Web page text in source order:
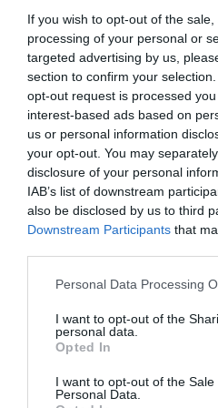
If you wish to opt-out of the
processing of your personal or
targeted advertising by us,
section to confirm your
opt-out request is processed
interest-based ads based on
us or personal information
your opt-out. You may
disclosure of your personal
IAB’s list of downstream
also be disclosed by us to third
Downstream Participants that
Personal Data Processing
I want to opt-out of the
personal data.
Opted In
I want to opt-out of the Sale
Personal Data.
corazón
reunir
Noticias y
02/09/2014
El proyecto
de
con
Sociedad
Sociedad
Farmacia
15 al 21 de
«Pon tu
demencia